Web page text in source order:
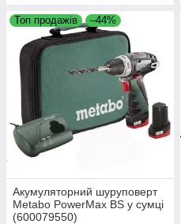
Топ продажів –44%
Акумуляторний шуруповерт
Metabo PowerMax BS у сумці
(600079550)